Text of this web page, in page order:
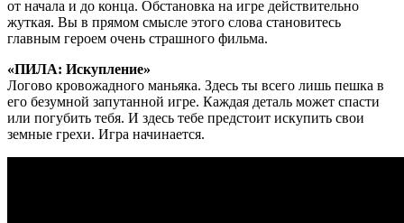
от начала и до конца. Обстановка на игре действительно
жуткая. Вы в прямом смысле этого слова становитесь
главным героем очень страшного фильма.
«ПИЛА: Искупление»
Логово кровожадного маньяка. Здесь ты всего лишь пешка в
его безумной запутанной игре. Каждая деталь может спасти
или погубить тебя. И здесь тебе предстоит искупить свои
земные грехи. Игра начинается.